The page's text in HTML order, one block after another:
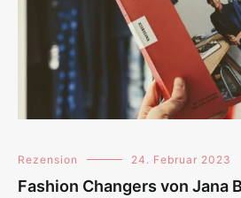
Rezension 24. Februar 2023
Fashion Changers von Jana